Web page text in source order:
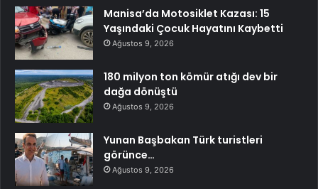
Manisa’da Motosiklet Kazası: 15
Yaşındaki Çocuk Hayatını Kaybetti
Ağustos 9, 2026
180 milyon ton kömür atığı dev bir
dağa dönüştü
Ağustos 9, 2026
Yunan Başbakan Türk turistleri
görünce…
Ağustos 9, 2026